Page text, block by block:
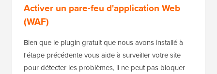
Activer un pare-feu d'application Web
(WAF)
Bien que le plugin gratuit que nous avons installé à
l'étape précédente vous aide à surveiller votre site
pour détecter les problèmes, il ne peut pas bloquer